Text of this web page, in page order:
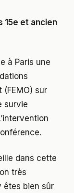
15e et ancien
à Paris une
(FEMO) sur
survie
dans cette
très
êtes bien sûr